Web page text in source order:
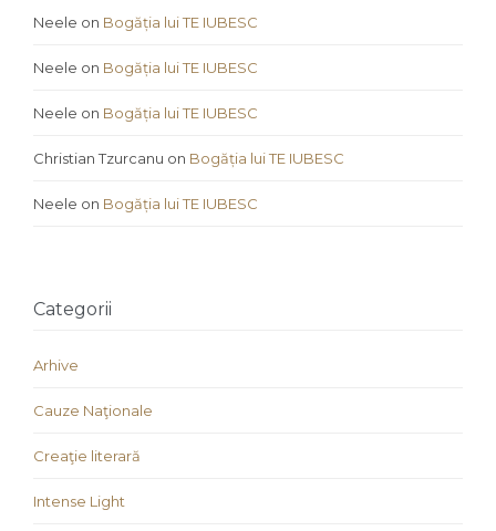
Neele on Bogăția lui TE IUBESC
Neele on Bogăția lui TE IUBESC
Neele on Bogăția lui TE IUBESC
Christian Tzurcanu on Bogăția lui TE IUBESC
Neele on Bogăția lui TE IUBESC
Categorii
Arhive
Cauze Naţionale
Creaţie literară
Intense Light